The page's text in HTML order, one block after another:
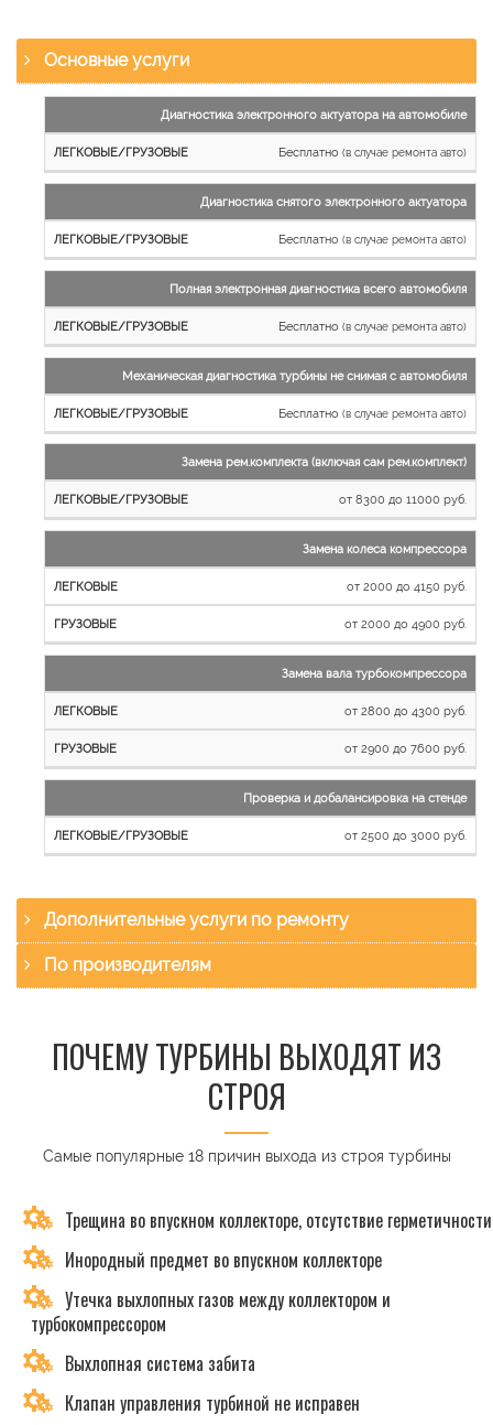
Основные услуги
работы
Легковые
и
Грузовые
автомобили
Диагностика электронного актуатора на автомобиле
Бесплатно (в случае ремонта авто)
Диагностика снятого электронного актуатора
Бесплатно (в случае ремонта авто)
Полная электронная диагностика всего автомобиля
Бесплатно (в случае ремонта авто)
Механическая диагностика турбины не снимая с автомобиля
Бесплатно (в случае ремонта авто)
Замена рем.комплекта (включая сам рем.комплект)
от 8300 до 11000 руб.
Замена колеса компрессора
от 2000 до 4150 руб.
от 2000 до 4900 руб.
Замена вала турбокомпрессора
от 2800 до 4300 руб.
от 2900 до 7600 руб.
Проверка и добалансировка на стенде
от 2500 до 3000 руб.
Дополнительные услуги по ремонту
По производителям
ПОЧЕМУ ТУРБИНЫ ВЫХОДЯТ ИЗ
СТРОЯ
Самые популярные 18 причин выхода из строя турбины
Трещина во впускном коллекторе, отсутствие герметичности
Инородный предмет во впускном коллекторе
Утечка выхлопных газов между коллектором и
турбокомпрессором
Выхлопная система забита
Клапан управления турбиной не исправен